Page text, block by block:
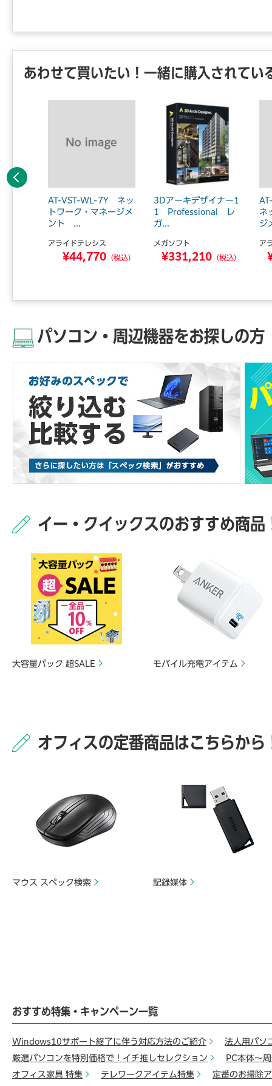
あわせて買いたい！一緒に購入されてい
AT-VST-WL-7Y ネッ
トワーク・マネージメ
ント ...
アライドテレシス
¥44,770 （税込）
3Dアーキデザイナー1
1 Professional レ
ガ...
メガソフト
¥331,210 （税込）
ネ
ジ
ア
前へ
パソコン・周辺機器をお探しの方
イー・クイックスのおすすめ商品
大容量パック 超SALE モバイル充電アイテム
オフィスの定番商品はこちらから
マウス スペック検索 記録媒体
おすすめ特集・キャンペーン一覧
Windows10サポート終了に伴う対応方法のご紹介
法人用パソ
厳選パソコンを特別価格で！イチ推しセレクション
PC本体～
オフィス家具 特集
テレワークアイテム特集
定番のお掃除